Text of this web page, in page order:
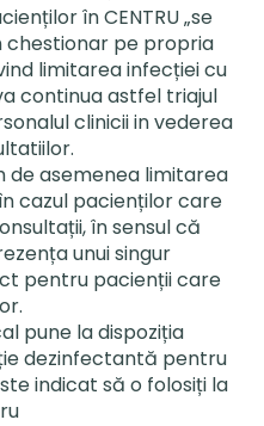
în CENTRU „se
chestionar pe propria
limitarea infecției cu
continua astfel triajul
clinicii in vederea
de asemenea limitarea
cazul pacienților care
în sensul că
unui singur
pentru pacienții care
pune la dispoziția
dezinfectantă pentru
indicat să o folosiți la